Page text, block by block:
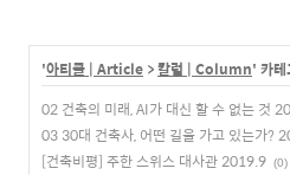
'아티클 | Article >칼럼 | Column' 카테
02 건축의 미래, AI가 대신 할 수 없는 것
03 30대 건축사, 어떤 길을 가고 있는가?
[건축비평] 주한 스위스 대사관 2019.9 (0)